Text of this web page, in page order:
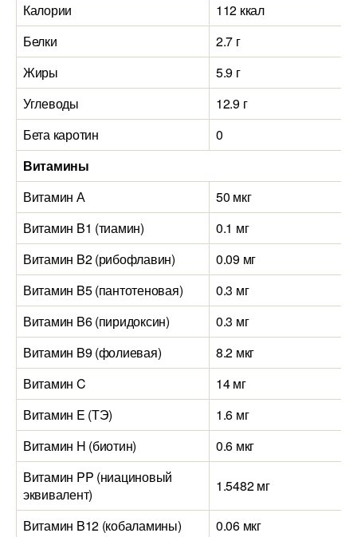
Калории
112 ккал
Белки
2.7 г
Жиры
5.9 г
Углеводы
12.9 г
Бета каротин
0
Витамины
Витамин А
50 мкг
Витамин B1 (тиамин)
0.1 мг
Витамин B2 (рибофлавин)
0.09 мг
Витамин B5 (пантотеновая)
0.3 мг
Витамин B6 (пиридоксин)
0.3 мг
Витамин B9 (фолиевая)
8.2 мкг
Витамин C
14 мг
Витамин E (ТЭ)
1.6 мг
Витамин H (биотин)
0.6 мкг
Витамин PP (ниациновый
эквивалент)
1.5482 мг
Витамин B12 (кобаламины)
0.06 мкг